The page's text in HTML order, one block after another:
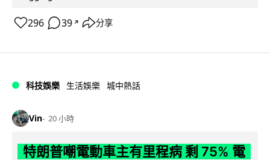
296 39 ↗ 分享
科技娛樂 生活娛樂 城中熱話
Vin 20 小時
特朗普嘲電動車主有里程病 剩 75% 電